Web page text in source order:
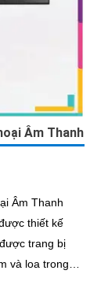
Âm Thanh
Âm Thanh
thiết kế
và loa trong